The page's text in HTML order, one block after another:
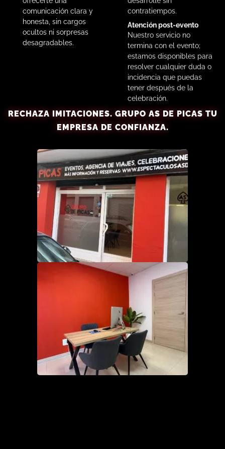
comunicación clara y
honesta, sin cargos
ocultos ni sorpresas
desagradables.
contratiempos.
Atención post-evento
Nuestro servicio no
termina con el evento;
estamos disponibles para
resolver cualquier duda o
incidencia que puedas
tener después de la
celebración.
RECHAZA IMITACIONES. GRUPO AS DE PICAS TU
EMPRESA DE CONFIANZA.